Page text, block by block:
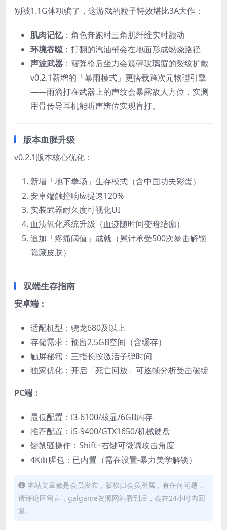
别被1.1G体积骗了，这游戏的粒子特效堪比3A大作：
肌肉记忆：角色奔跑时三角肌纤维实时颤动
环境吞噬 ：打翻的汽油桶会在地面形成燃烧路径
声波武器 ：霰弹枪后坐力会震碎玻璃窗的裂纹扩散
v0.2.1新增的「暴雨模式」更搭载跨次元物理引擎
——雨滴打在武器上的声纹会暴露敌人方位，实测
用骨传导耳机能听声辨位实现盲打。
版本血腥升级
v0.2.1版本核心优化：
新增「地下拳场」生存模式（含中国功夫彩蛋）
安卓端触控响应提速120%
实装武器耐久度可视化UI
血渍氧化系统升级（血迹随时间变暗结痂）
追加「疼痛阈值」成就（累计承受500次暴击解锁
隐藏皮肤）
双端生存指南
安卓端：​
适配机型：骁龙680及以上
存储需求：预留2.5GB空间（含缓存）
触屏秘籍：三指长按激活子弹时间
独家优化：开启「死亡回放」可逐帧分析受击破绽
PC端：​
最低配置：i3-6100/核显/6GB内存
推荐配置：i5-9400/GTX1650/机械硬盘
键鼠骚操作：Shift+右键可微调攻击角度
4K血腥包：已内置（需在设置-暴力美学解锁）
本站文章都是会员发布，版权归会员所属，有任何问题，
请评论区留言，galgame资源网站看到后，会在24小时内回
复。